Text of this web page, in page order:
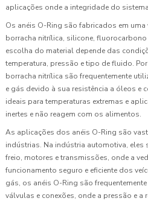
aplicações onde a integridade do
Os anéis O-Ring são fabricados em
borracha nitrílica, silicone,
escolha do material depende das
temperatura, pressão e tipo de fluido.
borracha nitrílica são frequentemente
e gás devido à sua resistência a óleos e
ideais para temperaturas extremas e
inertes e não reagem com os alimentos.
As aplicações dos anéis O-Ring são
indústrias. Na indústria automotiva,
freio, motores e transmissões, onde a
funcionamento seguro e eficiente dos
gás, os anéis O-Ring são
válvulas e conexões, onde a pressão e